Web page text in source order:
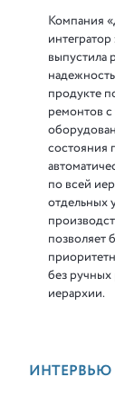
Компания
выпустила
продукте
ремонтов
состояния
по всей
отдельных
позволяет
без
иерархии.
ИНТЕРВЬЮ